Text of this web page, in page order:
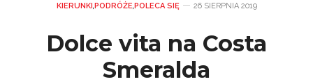
KIERUNKI,PODRÓŻE,POLECA SIĘ 26 SIERPNIA 2019
Dolce vita na Costa
Smeralda